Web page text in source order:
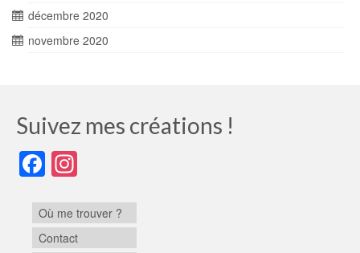
décembre 2020
novembre 2020
Suivez mes créations !
Facebook
Où me trouver ?
Contact